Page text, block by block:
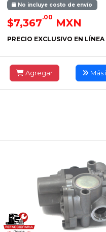
No incluye costo de envío
$7,367.00 MXN
PRECIO EXCLUSIVO EN LÍNEA
Agregar